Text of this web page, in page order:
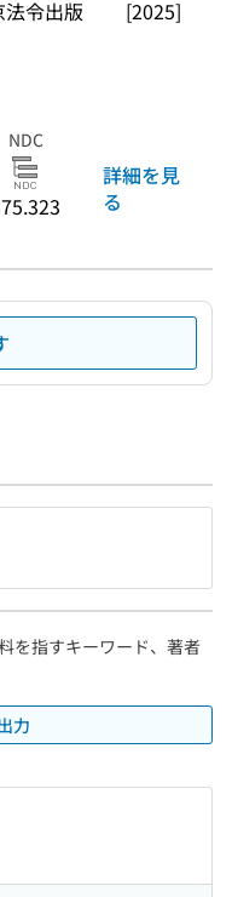
法令出版 [2025]
NDC
詳細を見
る
を指すキーワード、著者
力